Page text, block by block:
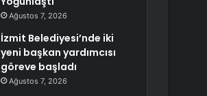
Ağustos 7, 2026
İzmit Belediyesi’nde iki
yeni başkan yardımcısı
göreve başladı
Ağustos 7, 2026